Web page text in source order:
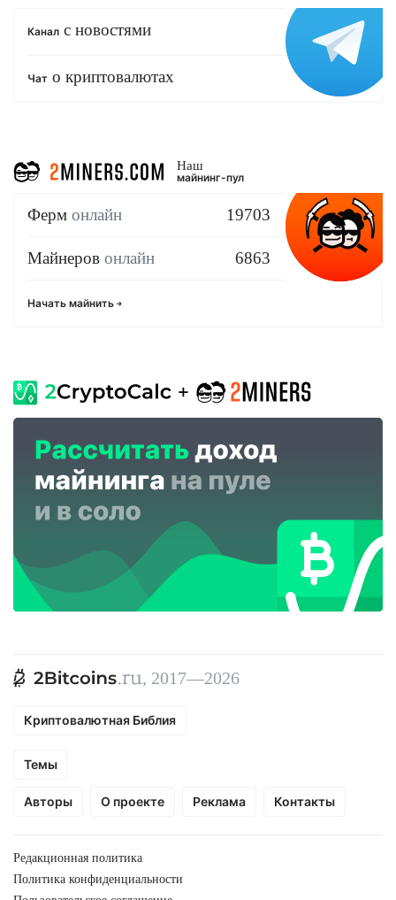
Канал с новостями
Чат о криптовалютах
Наш
майнинг-пул
Ферм онлайн 19703
Майнеров онлайн 6863
Начать майнить
, 2017—2026
Криптовалютная Библия
Темы
Авторы О проекте Реклама Контакты
Редакционная политика
Политика конфиденциальности